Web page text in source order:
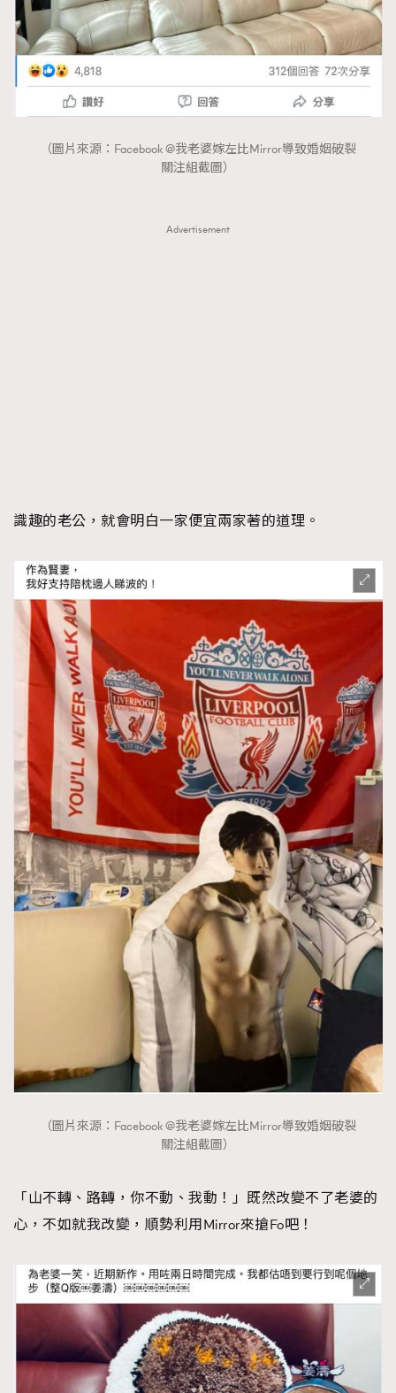
TRENDING
（圖片來源：Facebook @我老婆嫁左比Mirror導致婚姻破裂
關注組截圖）
Advertisement
識趣的老公，就會明白一家便宜兩家著的道理。
（圖片來源：Facebook @我老婆嫁左比Mirror導致婚姻破裂
關注組截圖）
「山不轉、路轉，你不動、我動！」既然改變不了老婆的
心，不如就我改變，順勢利用Mirror來搶Fo吧！